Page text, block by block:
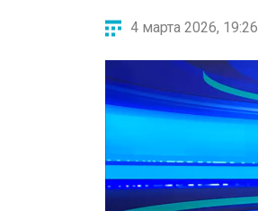
4 марта 2026, 19:26